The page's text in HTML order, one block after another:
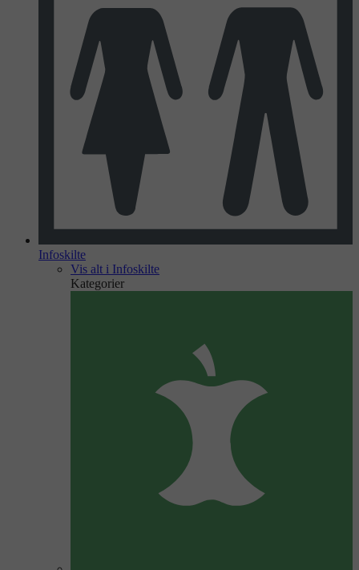
Infoskilte
Vis alt i Infoskilte
Kategorier